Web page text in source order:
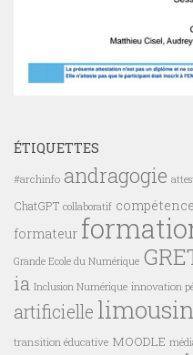
ÉTIQUETTES
#archinfo andragogie
ChatGPT collaboratif
formateur
Grande Ecole du Numérique
ia Inclusion Numérique innovation
artificielle limousin
transition éducative MOODLE